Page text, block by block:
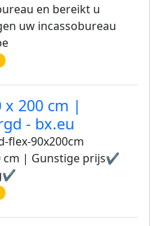
en bereikt u
uw incassobureau
x 200 cm |
- bx.eu
flex-90x200cm
cm | Gunstige prijs✔️